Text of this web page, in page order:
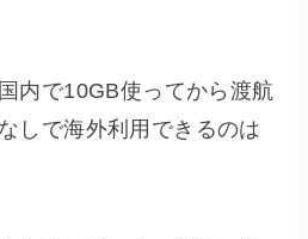
内で10GB使ってから渡航
しで海外利用できるのは